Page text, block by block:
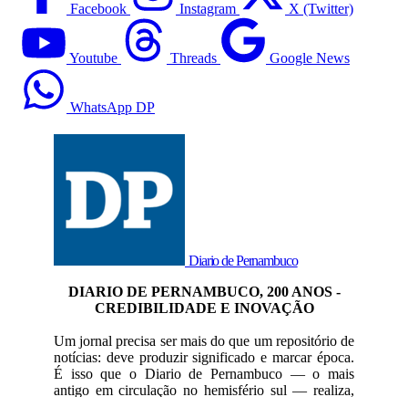
Facebook Instagram X (Twitter)
Youtube Threads Google News
WhatsApp DP
Diario de Pernambuco
DIARIO DE PERNAMBUCO, 200 ANOS -
CREDIBILIDADE E INOVAÇÃO
Um jornal precisa ser mais do que um repositório de
notícias: deve produzir significado e marcar época.
É isso que o Diario de Pernambuco — o mais
antigo em circulação no hemisfério sul — realiza,